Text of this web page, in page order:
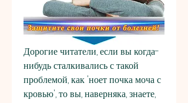
Дорогие читатели, если вы когда-
нибудь сталкивались с такой
проблемой, как 'ноет почка моча с
кровью', то вы, наверняка, знаете,